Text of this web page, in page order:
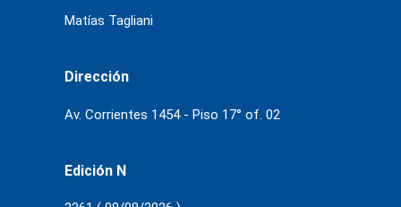
Matías Tagliani
Dirección
Av. Corrientes 1454 - Piso 17° of. 02
Edición N